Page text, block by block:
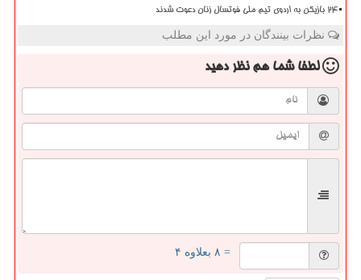
۲۴ بازیکن به اردوی تیم ملی فوتسال زنان دعوت شدند
نظرات بینندگان در مورد این مطلب
لطفا شما همنظر دهید
= ۸ بعلاوه ۴